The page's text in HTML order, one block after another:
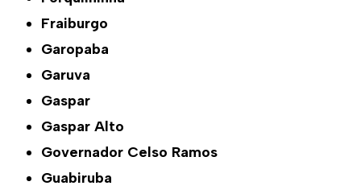
Fraiburgo
Garopaba
Garuva
Gaspar
Gaspar Alto
Governador Celso Ramos
Guabiruba